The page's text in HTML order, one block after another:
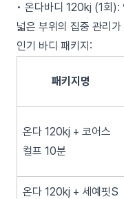
• 온다바디 120kj (1회
넓은 부위의 집중 관리
인기 바디 패키지:
패키지명
온다 120kj + 코어스
컬프 10분
온다 120kj + 세예핏S